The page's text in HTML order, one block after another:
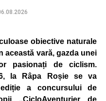
obiective naturale
această vară, gazda unei
pasionați de ciclism.
la Râpa Roșie se va
a concursului de
„CicloAventurier de